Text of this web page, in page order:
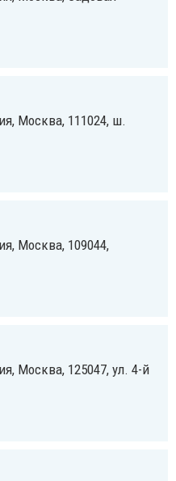
Москва, 111024, ш.
Москва, 109044,
Москва, 125047, ул. 4-й